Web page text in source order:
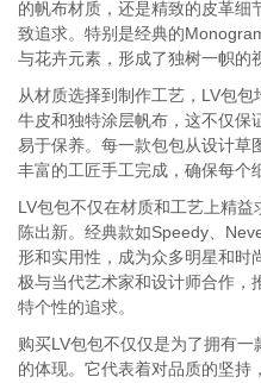
的帆布材质，还是精致的皮革细
致追求。特别是经典的
与花卉元素，形成了独树一帜的
从材质选择到制作工艺，LV包
牛皮和独特涂层帆布，这不仅保
易于保养。每一款包包从设计草
丰富的工匠手工完成，确保每个
LV包包不仅在材质和工艺上精
陈出新。经典款如Speedy、
形和实用性，成为众多明星和时
极与当代艺术家和设计师合作，
特个性的追求。
购买LV包包不仅仅是为了拥有
的体现。它代表着对品质的坚持